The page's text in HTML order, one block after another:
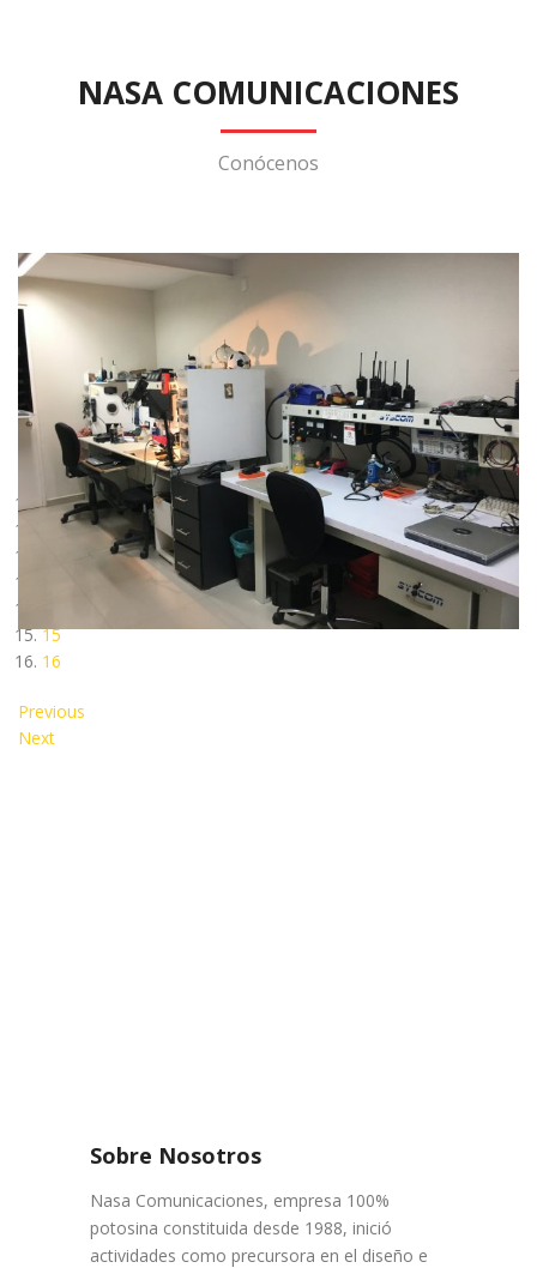
NASA COMUNICACIONES
Conócenos
1
2
10
11
15
16
Previous
Next
Sobre Nosotros
Nasa Comunicaciones, empresa 100%
potosina constituida desde 1988, inició
actividades como precursora en el diseño e